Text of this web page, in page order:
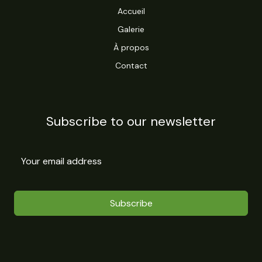
Accueil
Galerie
À propos
Contact
Subscribe to our newsletter
Subscribe